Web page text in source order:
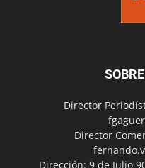
Director
Director
Dirección: 9 de Julio